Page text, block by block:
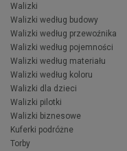
Walizki
Walizki według budowy
Walizki według przewoźnika
Walizki według pojemności
Walizki według materiału
Walizki według koloru
Walizki dla dzieci
Walizki pilotki
Walizki biznesowe
Kuferki podróżne
Torby